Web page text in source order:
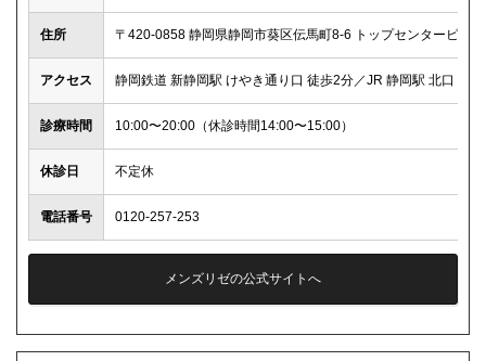
住所 〒420-0858 静岡県静岡市葵区伝馬町8-6 トップセンタービル
アクセス 静岡鉄道 新静岡駅 けやき通り口 徒歩2分／JR 静岡駅 北口 徒
診療時間 10:00〜20:00（休診時間14:00〜15:00）
休診日 不定休
電話番号 0120-257-253
メンズリゼの公式サイトへ